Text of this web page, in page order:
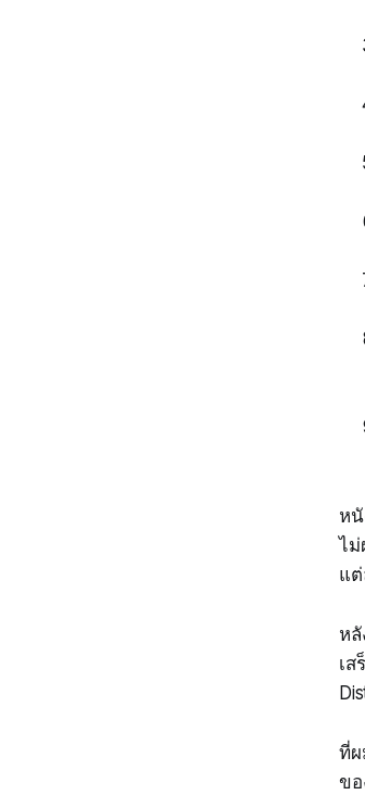
หนั
ไม่
แ
หลั
เส
ที่ผ
ขอ